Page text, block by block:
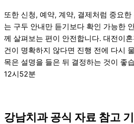
또한 신청, 예약, 계약, 결제처럼 중요
는 구두 안내만 듣기보다 확인 가능한
께 살펴보는 편이 안전합니다. 대전이
건이 명확하지 않다면 진행 전에 다시
목은 설명을 들은 뒤 결정하는 것이 좋
12시52분
강남치과 공식 자료 참고